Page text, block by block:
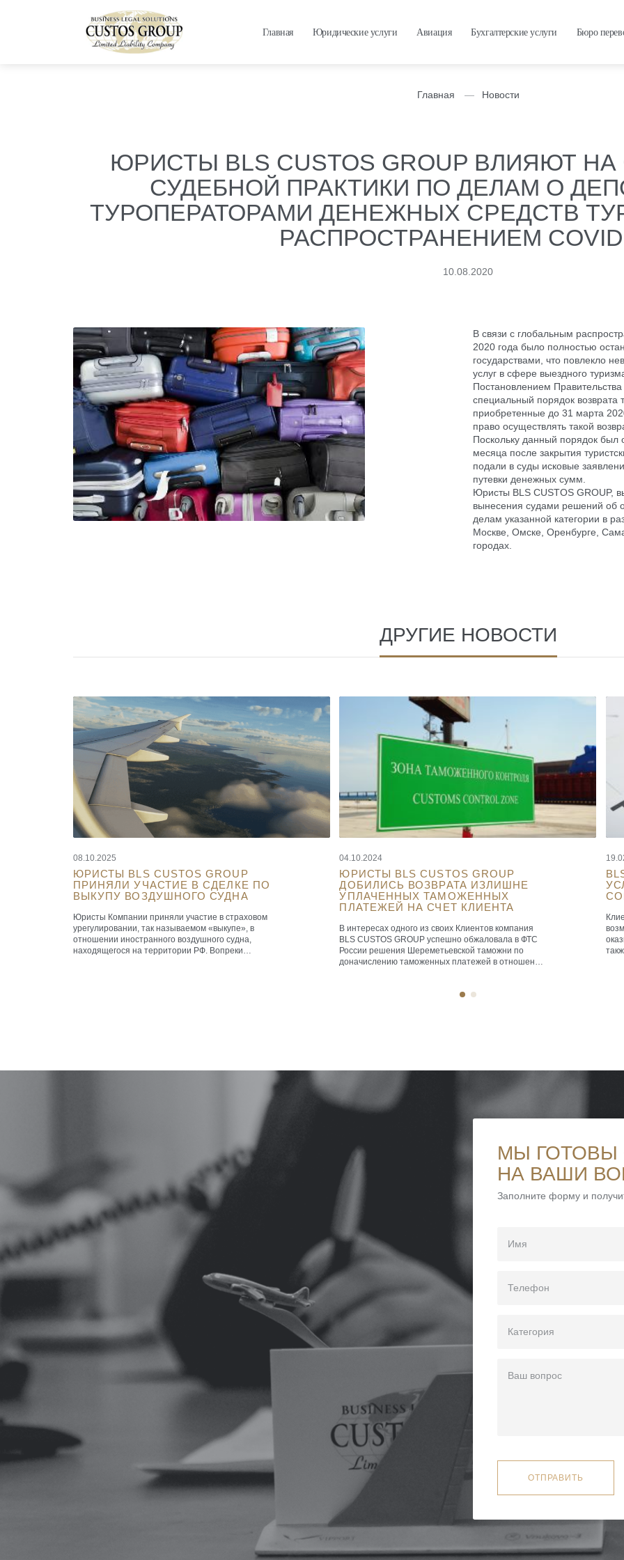
Главная Юридические услуги Авиация Бухгалтерские услуги Бюро
Главная Новости
ЮРИСТЫ BLS CUSTOS GROUP ВЛИЯЮТ
СУДЕБНОЙ ПРАКТИКИ ПО ДЕЛАМ О
ТУРОПЕРАТОРАМИ ДЕНЕЖНЫХ СРЕДСТВ
РАСПРОСТРАНЕНИЕМ
10.08.2020
В связи с глобальным
2020 года было полностью
государствами, что повлекло
услуг в сфере выездного
Постановлением
специальный порядок возврата
приобретенные до 31 марта
право осуществлять такой
Поскольку данный порядок был
месяца после закрытия
подали в суды исковые
путевки денежных сумм.
Юристы BLS CUSTOS GROUP,
вынесения судами решений об
делам указанной категории в
Москве, Омске, Оренбурге,
городах.
ДРУГИЕ НОВОСТИ
08.10.2025
ЮРИСТЫ BLS CUSTOS GROUP
ПРИНЯЛИ УЧАСТИЕ В СДЕЛКЕ ПО
ВЫКУПУ ВОЗДУШНОГО СУДНА
Юристы Компании приняли участие в страховом
урегулировании, так называемом «выкупе», в
отношении иностранного воздушного судна,
находящегося на территории РФ. Вопреки
04.10.2024
ЮРИСТЫ BLS CUSTOS GROUP
ДОБИЛИСЬ ВОЗВРАТА ИЗЛИШНЕ
УПЛАЧЕННЫХ ТАМОЖЕННЫХ
ПЛАТЕЖЕЙ НА СЧЕТ КЛИЕНТА
В интересах одного из своих Клиентов компания
BLS CUSTOS GROUP успешно обжаловала в ФТС
России решения Шереметьевской таможни по
доначислению таможенных платежей в отношении
России обязала Шереметьевскую таможню
МЫ ГОТОВЫ
НА ВАШИ
Заполните форму и
ОТПРАВИТЬ